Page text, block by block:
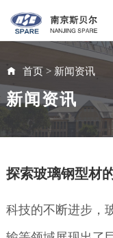
首页> 新闻资讯
新闻资讯
探索玻璃钢型材
科技的不断进步，